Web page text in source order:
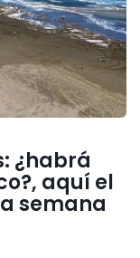
¿habrá
aquí el
semana